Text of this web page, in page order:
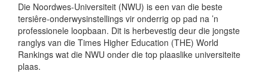
Die Noordwes-Universiteit (NWU) is een van die beste
tersiêre-onderwysinstellings vir onderrig op pad na ’n
professionele loopbaan. Dit is herbevestig deur die jongste
ranglys van die Times Higher Education (THE) World
Rankings wat die NWU onder die top plaaslike universiteite
plaas.